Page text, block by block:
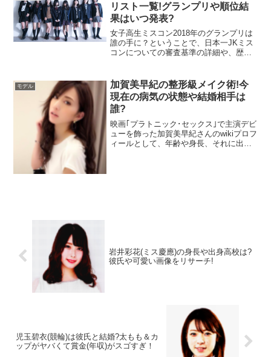
リスト一覧!グランプリや順位結
果はいつ発表?
女子高生ミスコン2018年のグランプリは
誰の手に？ということで、日本一JKミス
コンについての審査基準の詳細や、歴代
なの？という疑問について調べてみまし
た！
モデル
加賀美早紀の整形級メイク術!今
現在の病気の状態や結婚相手は
誰?
映画｢プラトニック･セックス｣で主演デビ
ューを飾った加賀美早紀さんのwikiプロフ
ィールとして、年齢や身長、それに出身
岩井彩花(ミス慶應)の身長や出身高校は?
彼氏や可愛い画像をリサーチ!
児玉碧衣(競輪)は彼氏と結婚?太もも＆カ
ップがヤバくて賞金(年収)がスゴすぎ！